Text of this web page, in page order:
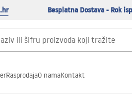
Besplatna Dostava - Rok
RasprodajaO namaKontakt